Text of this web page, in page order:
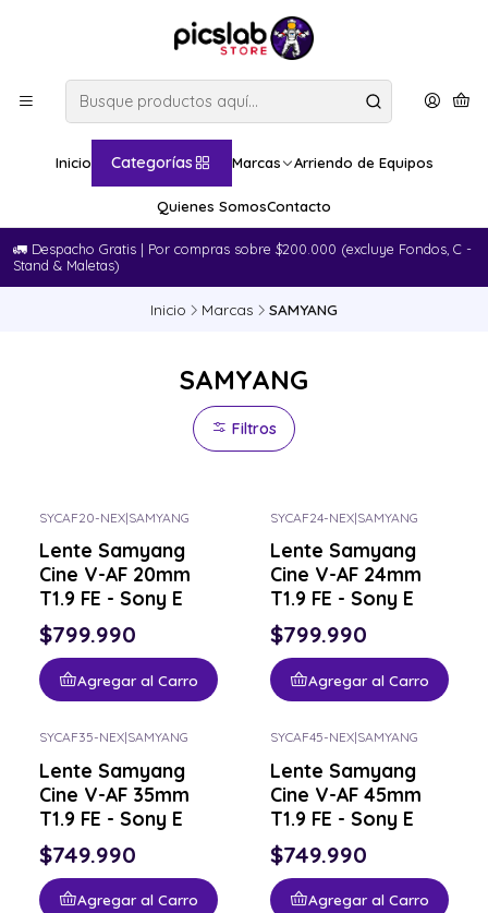
Inicio Categorías Marcas Arriendo de Equipos
Quienes SomosContacto
🚛​ Despacho Gratis | Por compras sobre $200.000 (excluye Fondos, C -
Stand & Maletas)
Inicio Marcas SAMYANG
SAMYANG
Filtros
SYCAF20-NEX|SAMYANG
Lente Samyang
Cine V-AF 20mm
T1.9 FE - Sony E
$799.990
Agregar al Carro
SYCAF24-NEX|SAMYANG
Lente Samyang
Cine V-AF 24mm
T1.9 FE - Sony E
$799.990
Agregar al Carro
SYCAF35-NEX|SAMYANG
Lente Samyang
Cine V-AF 35mm
T1.9 FE - Sony E
$749.990
Agregar al Carro
SYCAF45-NEX|SAMYANG
Lente Samyang
Cine V-AF 45mm
T1.9 FE - Sony E
$749.990
Agregar al Carro